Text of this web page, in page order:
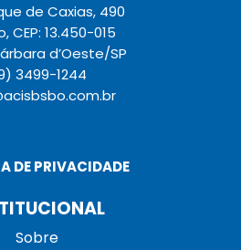
de Caxias, 490
CEP: 13.450-015
d’Oeste/SP
3499-1244
DE PRIVACIDADE
Sobre